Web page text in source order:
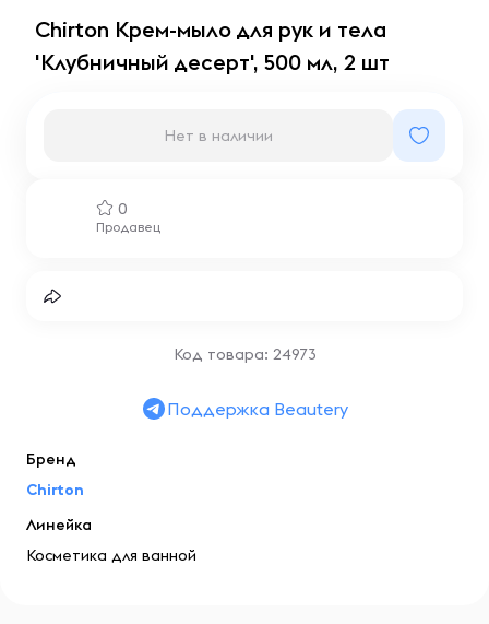
Chirton Крем-мыло для рук и тела
'Клубничный десерт', 500 мл, 2 шт
0
Продавец
Нет в наличии
Код товара: 24973
Поддержка Beautery
Бренд
Chirton
Линейка
Косметика для ванной